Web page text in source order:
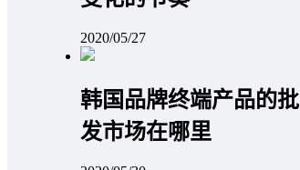
2020/05/27
韩国品牌终端产品的批
发市场在哪里